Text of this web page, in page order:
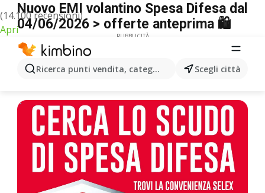
(14.100 recensioni)
Apri
Ricerca punti vendita, categorie, prodotti...Scegli città
Nuovo EMI volantino Spesa Difesa dal
04/06/2026 > offerte anteprima 🛍️
PUBBLICITÀ